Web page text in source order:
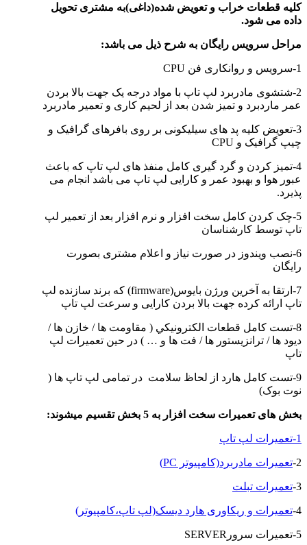
کلیه قطعات خراب و تعویض شده(داغی)به مشتری تحویل
داده می شود.
مراحل سرویس رایگان به شرح ذیل می باشد:
1-سرویس و روانکاری فن CPU
2-شتشوی مادربرد لپ تاپ با مواد درجه یک جهت بالا بردن
عمر ماردبرد و تمیز شدن بعد از لحیم کاری و تعمیر مادربرد
3-تعویض کلیه پد های سیلیکونی بر روی بافرهای گرافیک و
چیپ گرافیک و CPU
4-تمیز کردن و گرد گیری کامل منفذ های لپ تاپ که باعث
عبور هوا و بهبود عمر و کارایی لپ تاپ می باشد انجام می
پذیرد.
5-چک کردن کامل سخت افزار و نرم افزار بعد از تعمیر لپ
تاپ توسط کارشناسان
6-نصب ویندوز در صورت نیاز و اعلام مشتری بصورت
رایگان
7-ارتقا به آخرین ورژن بایوس(firmware) که برند سازنده لپ
تاپ ارائه کرده جهت بالا بردن کارایی و سرعت لپ تاپ
8-تست کامل قطعات الکترونيکي ( مقاومت ها / خازن ها /
ديود ها / ترانزيستور ها / فت ها و … ) در حین تعمیرات لپ
تاپ
9-تست کامل هارد از لحاظ سلامت در تمامی لپ تاپ ها (
نوت بوک)
بخش های تعمیرات سخت افزار به 5 بخش تقسیم میشوند :
1-تعمیرات لپ تاپ
2- تعمیرات مادربرد(کامپیوتر PC)
3- تعمیرات تبلت
4- تعمیرات و ریکاوری هارد دیسک(لپ تاپ،کامپیوتر)
5-تعمیرات سرورSERVER